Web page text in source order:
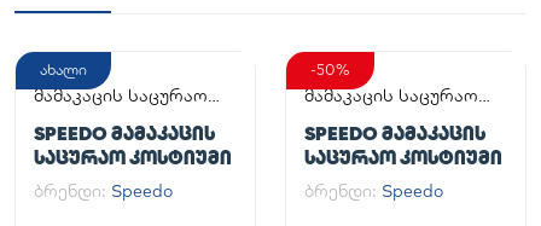
ახალი
მამაკაცის საცურაო
SPEEDO ᲛᲐᲛᲐᲙᲐᲪᲘᲡ
ᲡᲐᲪᲣᲠᲐᲝ ᲙᲝᲡᲢᲘᲣᲛᲘ
ბრენდი: Speedo
-50%
მამაკაცის საცურაო
SPEEDO ᲛᲐᲛᲐᲙᲐᲪᲘᲡ
ᲡᲐᲪᲣᲠᲐᲝ ᲙᲝᲡᲢᲘᲣᲛᲘ
ბრენდი: Speedo